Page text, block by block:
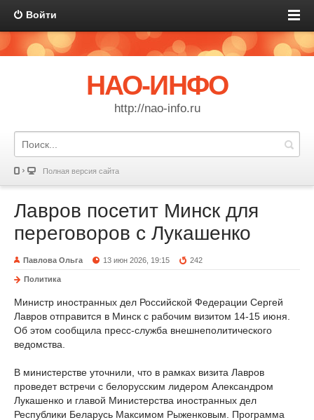
Войти
НАО-ИНФО
http://nao-info.ru
Полная версия сайта
Лавров посетит Минск для
переговоров с Лукашенко
Павлова Ольга 13 июн 2026, 19:15 242
Политика
Министр иностранных дел Российской Федерации Сергей
Лавров отправится в Минск с рабочим визитом 14-15 июня.
Об этом сообщила пресс-служба внешнеполитического
ведомства.
В министерстве уточнили, что в рамках визита Лавров
проведет встречи с белорусским лидером Александром
Лукашенко и главой Министерства иностранных дел
Республики Беларусь Максимом Рыженковым. Программа